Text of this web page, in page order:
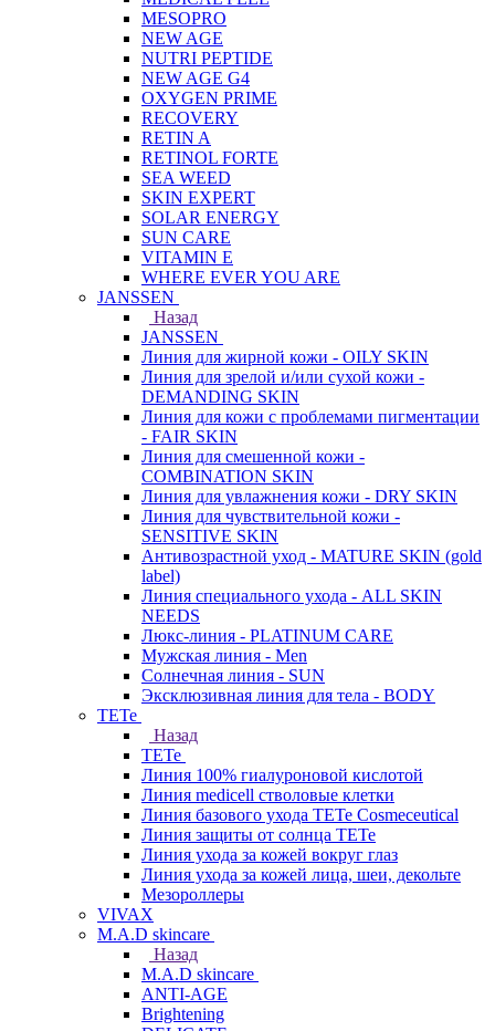
MESOPRO
NEW AGE
NUTRI PEPTIDE
NEW AGE G4
OXYGEN PRIME
RECOVERY
RETIN A
RETINOL FORTE
SEA WEED
SKIN EXPERT
SOLAR ENERGY
SUN CARE
VITAMIN E
WHERE EVER YOU ARE
JANSSEN
Назад
JANSSEN
Линия для жирной кожи - OILY SKIN
Линия для зрелой и/или сухой кожи -
DEMANDING SKIN
Линия для кожи с проблемами пигментации
- FAIR SKIN
Линия для смешенной кожи -
COMBINATION SKIN
Линия для увлажнения кожи - DRY SKIN
Линия для чувствительной кожи -
SENSITIVE SKIN
Антивозрастной уход - MATURE SKIN (gold
label)
Линия специального ухода - ALL SKIN
NEEDS
Люкс-линия - PLATINUM CARE
Мужская линия - Men
Солнечная линия - SUN
Эксклюзивная линия для тела - BODY
TETe
Назад
TETe
Линия 100% гиалуроновой кислотой
Линия medicell стволовые клетки
Линия базового ухода TETe Cosmeceutical
Линия защиты от солнца TETe
Линия ухода за кожей вокруг глаз
Линия ухода за кожей лица, шеи, декольте
Мезороллеры
VIVAX
M.A.D skincare
Назад
M.A.D skincare
ANTI-AGE
Brightening